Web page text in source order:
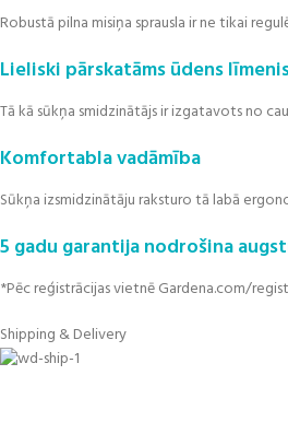
Robustā pilna misiņa sprausla ir ne tikai
Lieliski pārskatāms ūdens
Tā kā sūkņa smidzinātājs ir izgatavots no
Komfortabla vadāmība
Sūkņa izsmidzinātāju raksturo tā labā
5 gadu garantija nodrošina
*Pēc reģistrācijas vietnē Gardena.com/
Shipping & Delivery